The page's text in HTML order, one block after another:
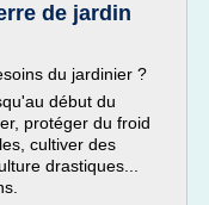
de jardin
du jardinier ?
début du
protéger du froid
cultiver des
drastiques...